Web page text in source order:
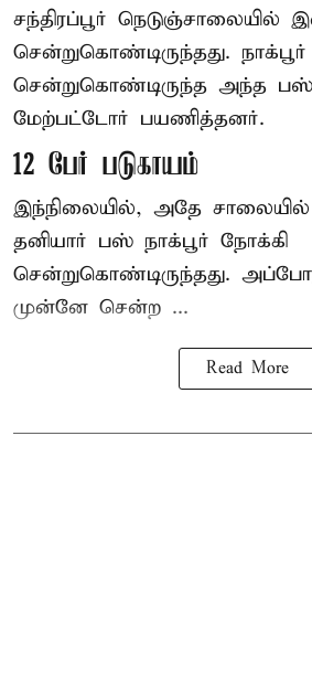
சந்திரப்பூர் நெடுஞ்சாலையில்
சென்றுகொண்டிருந்தது.
சென்றுகொண்டிருந்த அந்த
மேற்பட்டோர் பயணித்தனர்.
12 பேர் படுகாயம்
இந்நிலையில், அதே
தனியார் பஸ் நாக்பூர் நோக்கி
சென்றுகொண்டிருந்தது.
முன்னே சென்ற ...
Read More